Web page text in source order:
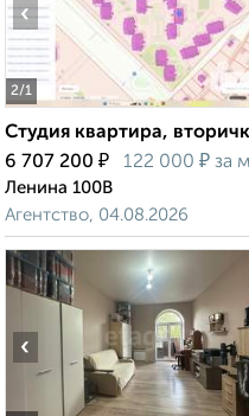
2/1
‹
Студия квартира,
6 707 200 ₽ 122 000 ₽ за
Ленина 100В
Агентство, 04.08.2026
‹